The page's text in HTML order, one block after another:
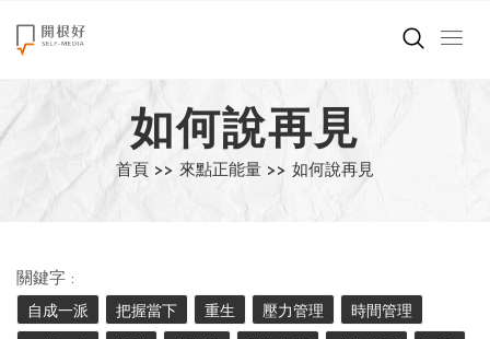
來點正能量
世界在想什麼
創造美好生活
職場商業經濟
如何說再見
首頁 >> 來點正能量 >> 如何說再見
關鍵字 :
自成一派
把握當下 重生 壓力管理 時間管理